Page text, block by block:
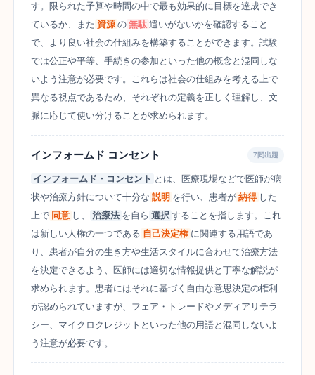
す。限られた予算や時間の中で最も効果的に目標を達成でき
ているか、また 資源 の 無駄 遣いがないかを確認すること
で、より良い社会の仕組みを構築することができます。試験
では公正や平等、手続きの参加といった他の概念と混同しな
いよう注意が必要です。これらは社会の仕組みを考える上で
異なる視点であるため、それぞれの定義を正しく理解し、文
脈に応じて使い分けることが求められます。
インフォームド コンセント 7問出題
インフォームド・コンセント とは、医療現場などで医師が病
状や治療方針について十分な 説明 を行い、患者が 納得 した
上で 同意 し、 治療法 を自ら 選択 することを指します。これ
は新しい人権の一つである 自己決定権 に関連する用語であ
り、患者が自分の生き方や生活スタイルに合わせて治療方法
を決定できるよう、医師には適切な情報提供と丁寧な解説が
求められます。患者にはそれに基づく自由な意思決定の権利
が認められていますが、フェア・トレードやメディアリテラ
シー、マイクロクレジットといった他の用語と混同しないよ
う注意が必要です。